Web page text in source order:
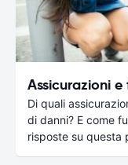
Assicurazioni
Di quali
di danni? E come
risposte su questa